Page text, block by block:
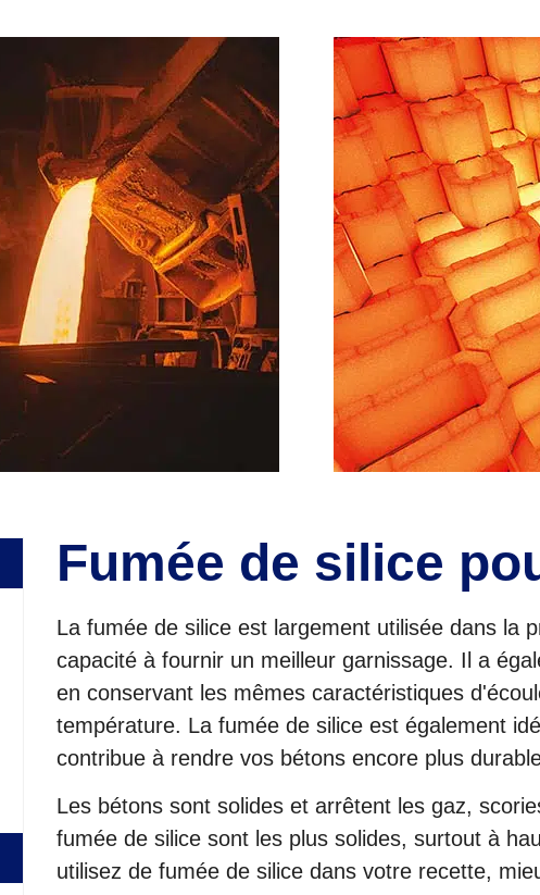
Fumée de silice
La fumée de silice est largement utilisée dans la
capacité à fournir un meilleur garnissage. Il a
en conservant les mêmes caractéristiques
température. La fumée de silice est également
contribue à rendre vos bétons encore plus
Les bétons sont solides et arrêtent les gaz,
fumée de silice sont les plus solides, surtout à
utilisez de fumée de silice dans votre recette,